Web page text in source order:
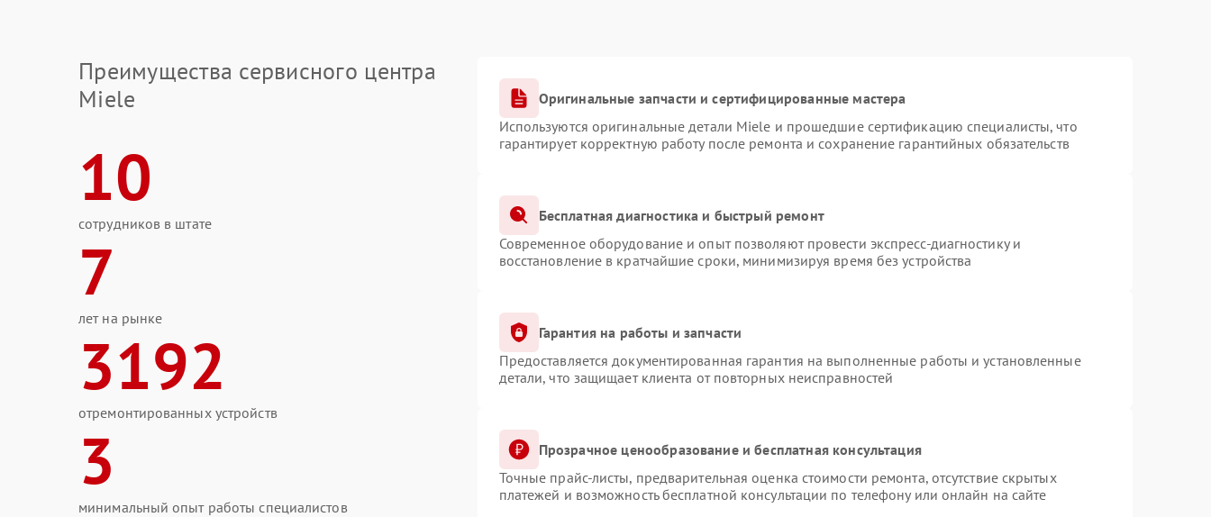
Преимущества сервисного центра
Miele
10
сотрудников в штате
7
лет на рынке
3192
отремонтированных устройств
3
минимальный опыт работы специалистов
Оригинальные запчасти и сертифицированные мастера
Используются оригинальные детали Miele и прошедшие сертификацию специалисты, что
гарантирует корректную работу после ремонта и сохранение гарантийных обязательств
Бесплатная диагностика и быстрый ремонт
Современное оборудование и опыт позволяют провести экспресс-диагностику и
восстановление в кратчайшие сроки, минимизируя время без устройства
Гарантия на работы и запчасти
Предоставляется документированная гарантия на выполненные работы и установленные
детали, что защищает клиента от повторных неисправностей
Прозрачное ценообразование и бесплатная консультация
Точные прайс-листы, предварительная оценка стоимости ремонта, отсутствие скрытых
платежей и возможность бесплатной консультации по телефону или онлайн на сайте